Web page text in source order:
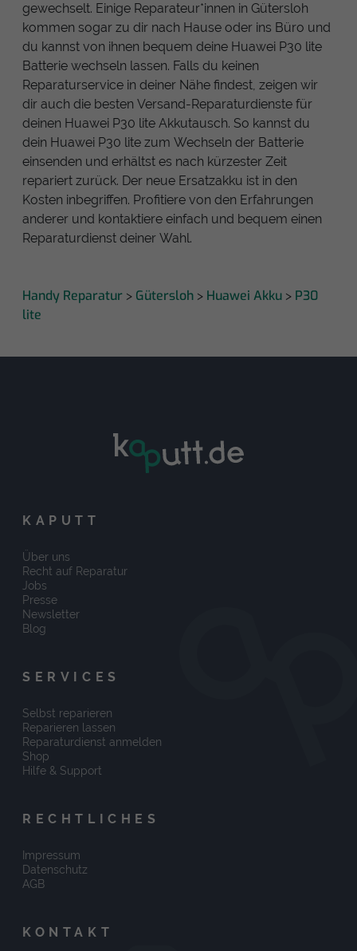
gewechselt. Einige Reparateur*innen in Gütersloh
kommen sogar zu dir nach Hause oder ins Büro und
du kannst von ihnen bequem deine Huawei P30 lite
Batterie wechseln lassen. Falls du keinen
Reparaturservice in deiner Nähe findest, zeigen wir
dir auch die besten Versand-Reparaturdienste für
deinen Huawei P30 lite Akkutausch. So kannst du
dein Huawei P30 lite zum Wechseln der Batterie
einsenden und erhältst es nach kürzester Zeit
repariert zurück. Der neue Ersatzakku ist in den
Kosten inbegriffen. Profitiere von den Erfahrungen
anderer und kontaktiere einfach und bequem einen
Reparaturdienst deiner Wahl.
Handy Reparatur > Gütersloh > Huawei Akku > P30
lite
KAPUTT
Über uns
Recht auf Reparatur
Jobs
Presse
Newsletter
Blog
SERVICES
Selbst reparieren
Reparieren lassen
Reparaturdienst anmelden
Shop
Hilfe & Support
RECHTLICHES
Impressum
Datenschutz
AGB
KONTAKT